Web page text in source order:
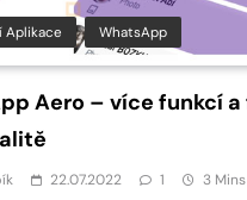
Aplikace WhatsApp
Aero – více funkcí
22.07.2022 1 3 Mins